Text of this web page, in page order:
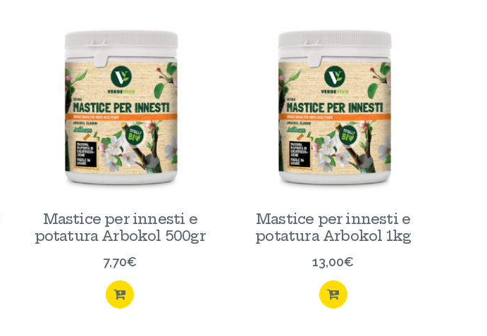
Mastice per innesti e
potatura Arbokol 500gr
7,70€
Mastice per innesti e
potatura Arbokol 1kg
13,00€